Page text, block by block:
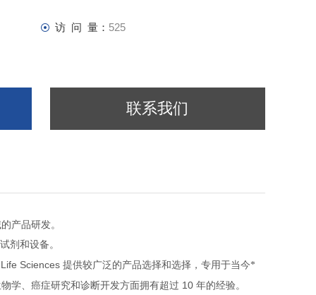
columns访 问 量： 525
联系我们
产品研发。
剂和设备。
Sciences 提供较广泛的产品选择和选择，专用于当今*
学、癌症研究和诊断开发方面拥有超过 10 年的经验。